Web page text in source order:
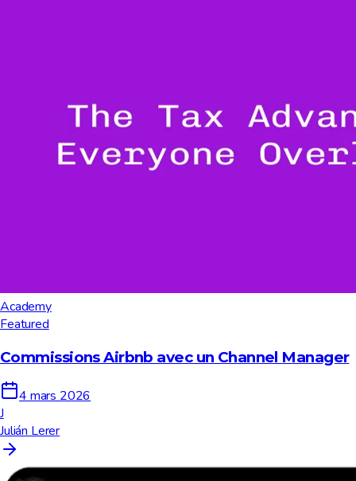
Academy
Featured
Commissions Airbnb avec un Channel Manager
4 mars 2026
J
Julián Lerer